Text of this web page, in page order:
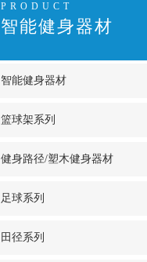
PRODUCT
智能健身器材
智能健身器材
篮球架系列
健身路径/塑木健身器材
足球系列
田径系列